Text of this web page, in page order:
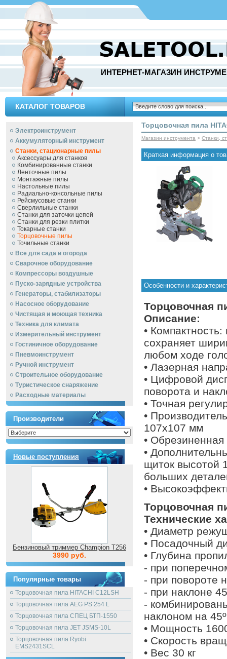
ИНТЕРНЕТ-МАГАЗИН
КАТАЛОГ ТОВАРОВ
Электроинструмент
Аккумуляторный инструмент
Станки, стационарные пилы
Аксессуары для станков
Комбинированные станки
Ленточные пилы
Монтажные пилы
Настольные пилы
Радиально-консольные пилы
Рейсмусовые станки
Сверлильные станки
Станки для заточки цепей
Станки для резки плитки
Токарные станки
Торцовочные пилы
Точильные станки
Все для сада и огорода
Сварочное оборудование
Компрессоры воздушные
Пуско-зарядные устройства
Генераторы, стабилизаторы
Насосное оборудование
Чистящая и моющая техника
Техника для климата
Измерительный инструмент
Гостиничное оборудование
Пневмоинструмент
Ручной инcтрумент
Строительное оборудование
Туристическое снаряжение
Расходные материалы
Производители
Новые поступления
Бензиновый триммер Champion T256
3990 руб.
Популярные товары
Торцовочная пила HITACHI C12LSH
Торцовочная пила AEG PS 254 L
Торцовочная пила СПЕЦ БТП-1550
Торцовочная пила JET JSMS-10L
Торцовочная пила Ryobi
EMS2431SCL
Торцовочная пила
Магазин инструмента > Станки,
Краткая информация о
Особенности и
Торцовочная
Описание:
•
сохраняет
любом ходе
• Лазерная
• Цифровой
поворота и
• Точная
•
107х107 мм
• Обрезиненная
•
щиток высотой
больших
•
Торцовочная
Технические
• Диаметр
• Посадочный
• Глубина
- при
- при повороте
- при наклоне
-
наклоном на
• Мощность
• Скорость
• Вес 30 кг